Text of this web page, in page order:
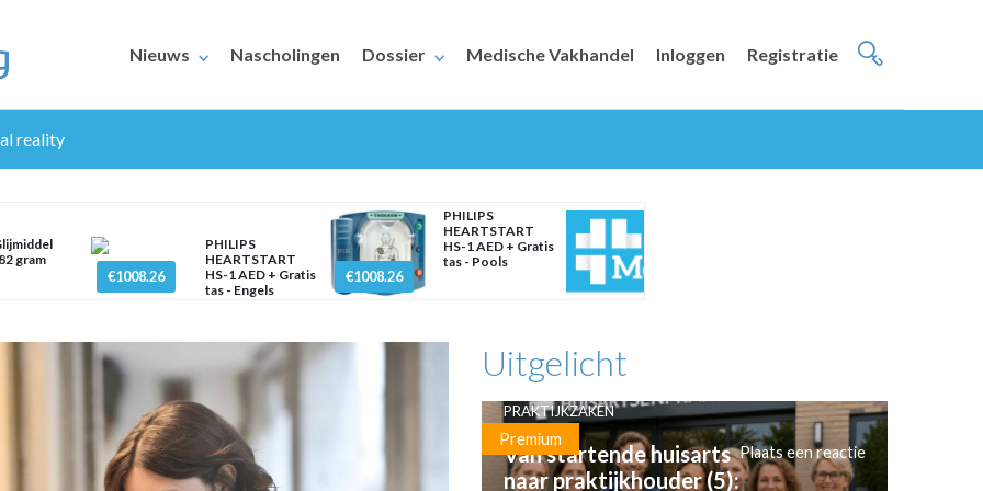
Nieuws Nascholingen Dossier Medische Vakhandel Inloggen Registratie
reality
gram
€1008.26
PHILIPS
HEARTSTART
HS-1 AED + Gratis
tas - Engels
€1008.26
PHILIPS
HEARTSTART
HS-1 AED + Gratis
tas - Pools
Uitgelicht
Premium
PRAKTIJKZAKEN
Van startende huisarts
naar praktijkhouder (5):
Plaats een reactie